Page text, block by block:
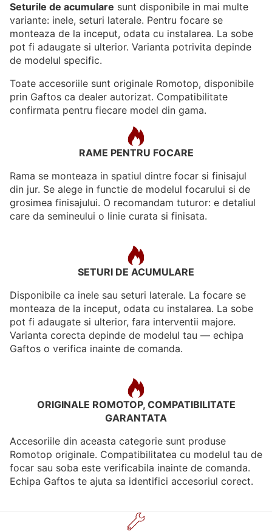
Seturile de acumulare sunt disponibile in mai multe
variante: inele, seturi laterale. Pentru focare se
monteaza de la inceput, odata cu instalarea. La sobe
pot fi adaugate si ulterior. Varianta potrivita depinde
de modelul specific.
Toate accesoriile sunt originale Romotop, disponibile
prin Gaftos ca dealer autorizat. Compatibilitate
confirmata pentru fiecare model din gama.
RAME PENTRU FOCARE
Rama se monteaza in spatiul dintre focar si finisajul
din jur. Se alege in functie de modelul focarului si de
grosimea finisajului. O recomandam tuturor: e detaliul
care da semineului o linie curata si finisata.
SETURI DE ACUMULARE
Disponibile ca inele sau seturi laterale. La focare se
monteaza de la inceput, odata cu instalarea. La sobe
pot fi adaugate si ulterior, fara interventii majore.
Varianta corecta depinde de modelul tau — echipa
Gaftos o verifica inainte de comanda.
ORIGINALE ROMOTOP, COMPATIBILITATE
GARANTATA
Accesoriile din aceasta categorie sunt produse
Romotop originale. Compatibilitatea cu modelul tau de
focar sau soba este verificabila inainte de comanda.
Echipa Gaftos te ajuta sa identifici accesoriul corect.